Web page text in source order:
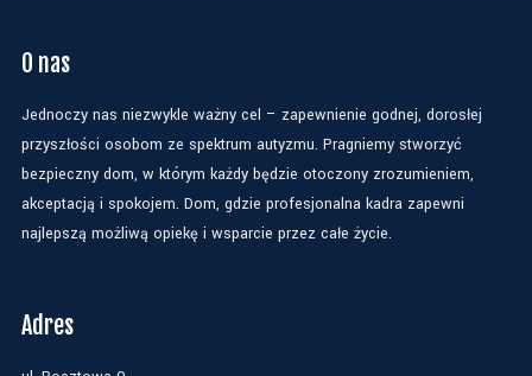
O nas
Jednoczy nas niezwykle ważny cel – zapewnienie godnej, dorosłej
przyszłości osobom ze spektrum autyzmu. Pragniemy stworzyć
bezpieczny dom, w którym każdy będzie otoczony zrozumieniem,
akceptacją i spokojem. Dom, gdzie profesjonalna kadra zapewni
najlepszą możliwą opiekę i wsparcie przez całe życie.
Adres